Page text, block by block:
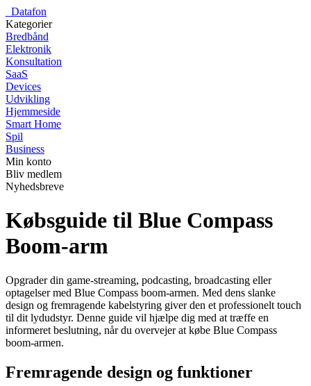
Datafon
Kategorier
Bredbånd
Elektronik
Konsultation
SaaS
Devices
Udvikling
Hjemmeside
Smart Home
Spil
Business
Min konto
Bliv medlem
Nyhedsbreve
Købsguide til Blue Compass
Boom-arm
Opgrader din game-streaming, podcasting, broadcasting eller
optagelser med Blue Compass boom-armen. Med dens slanke
design og fremragende kabelstyring giver den et professionelt touch
til dit lydudstyr. Denne guide vil hjælpe dig med at træffe en
informeret beslutning, når du overvejer at købe Blue Compass
boom-armen.
Fremragende design og funktioner